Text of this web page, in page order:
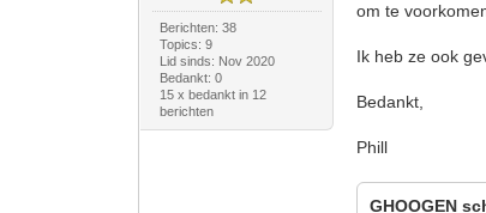
Berichten: 38
Topics: 9
Lid sinds: Nov 2020
Bedankt: 0
15 x bedankt in 12
berichten
om te
Ik heb ze ook
Bedankt,
Phill
GHOOGEN